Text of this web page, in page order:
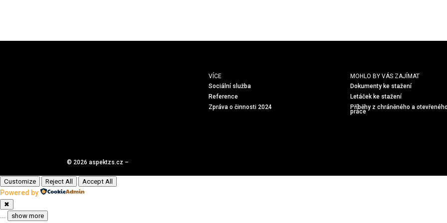
VÍCE
Sociální služba
Reference
Zpráva o činnosti 2024
MOHLO BY VÁS ZAJÍMAT
Dokumenty ke stažení
Letáček ke stažení
Příběhy z chráněného a
práce
© 2026 aspektzs.cz –
Customize Reject All Accept All
Powered by
✖
... show more